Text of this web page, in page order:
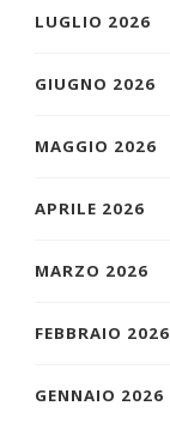
LUGLIO 2026
GIUGNO 2026
MAGGIO 2026
APRILE 2026
MARZO 2026
FEBBRAIO 2026
GENNAIO 2026